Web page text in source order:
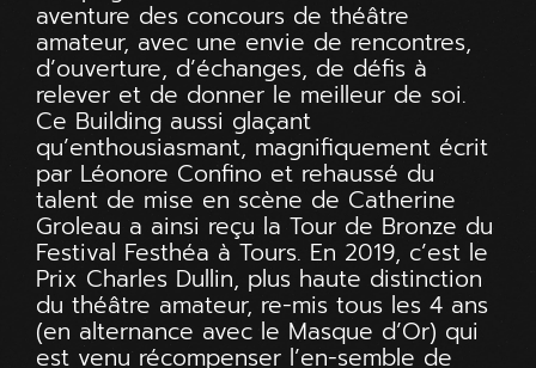
aventure des concours de théâtre
amateur, avec une envie de rencontres,
d’ouverture, d’échanges, de défis à
relever et de donner le meilleur de soi.
Ce Building aussi glaçant
qu’enthousiasmant, magnifiquement écrit
par Léonore Confino et rehaussé du
talent de mise en scène de Catherine
Groleau a ainsi reçu la Tour de Bronze du
Festival Festhéa à Tours. En 2019, c’est le
Prix Charles Dullin, plus haute distinction
du théâtre amateur, re-mis tous les 4 ans
(en alternance avec le Masque d’Or) qui
est venu récompenser l’en-semble de